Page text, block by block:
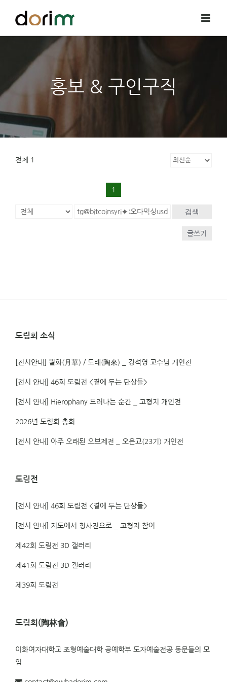
홍보 & 구인구직
전체 1
1
검색
글쓰기
도림회 소식
[전시안내] 월화(月華) / 도래(陶來) _ 강석영 교수님 개인전
[전시 안내] 46회 도림전 <곁에 두는 단상들>
[전시 안내] Hierophany 드러나는 순간 _ 고형지 개인전
2026년 도림회 총회
[전시 안내] 아주 오래된 오브제전 _ 오은교(23기) 개인전
도림전
[전시 안내] 46회 도림전 <곁에 두는 단상들>
[전시 안내] 지도에서 청사진으로 _ 고형지 참여
제42회 도림전 3D 갤러리
제41회 도림전 3D 갤러리
제39회 도림전
도림회(陶林會)
이화여자대학교 조형예술대학 공예학부 도자예술전공 동문들의 모
임